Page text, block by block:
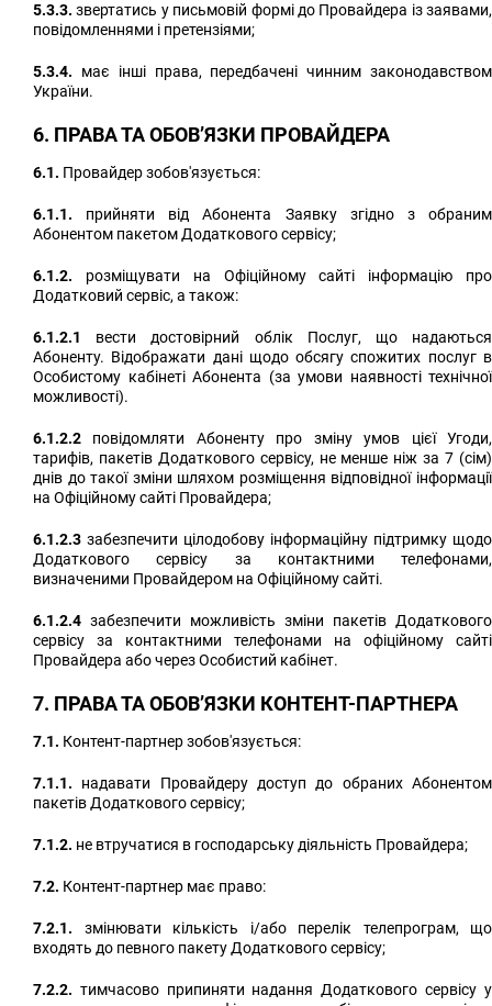
5.3.3. звертатись у письмовій формі до Провайдера із заявами,
повідомленнями і претензіями;
5.3.4. має інші права, передбачені чинним законодавством
України.
6. ПРАВА ТА ОБОВ’ЯЗКИ ПРОВАЙДЕРА
6.1. Провайдер зобов'язується:
6.1.1. прийняти від Абонента Заявку згідно з обраним
Абонентом пакетом Додаткового сервісу;
6.1.2. розміщувати на Офіційному сайті інформацію про
Додатковий сервіс, а також:
6.1.2.1
вести достовірний облік Послуг, що надаються
Абоненту. Відображати дані щодо обсягу спожитих послуг в
Особистому кабінеті Абонента (за умови наявності технічної
можливості).
6.1.2.2 повідомляти Абоненту про зміну умов цієї Угоди,
тарифів, пакетів Додаткового сервісу, не менше ніж за 7 (сім)
днів до такої зміни шляхом розміщення відповідної інформації
на Офіційному сайті Провайдера;
6.1.2.3 забезпечити цілодобову інформаційну підтримку щодо
Додаткового сервісу за контактними телефонами,
визначеними Провайдером на Офіційному сайті.
6.1.2.4 забезпечити можливість зміни пакетів Додаткового
сервісу за контактними телефонами на офіційному сайті
Провайдера або через Особистий кабінет.
7. ПРАВА ТА ОБОВ’ЯЗКИ КОНТЕНТ-ПАРТНЕРА
7.1. Контент-партнер зобов'язується:
7.1.1. надавати Провайдеру доступ до обраних Абонентом
пакетів Додаткового сервісу;
7.1.2. не втручатися в господарську діяльність Провайдера;
7.2. Контент-партнер має право:
7.2.1. змінювати кількість і/або перелік телепрограм, що
входять до певного пакету Додаткового сервісу;
7.2.2. тимчасово припиняти надання Додаткового сервісу у